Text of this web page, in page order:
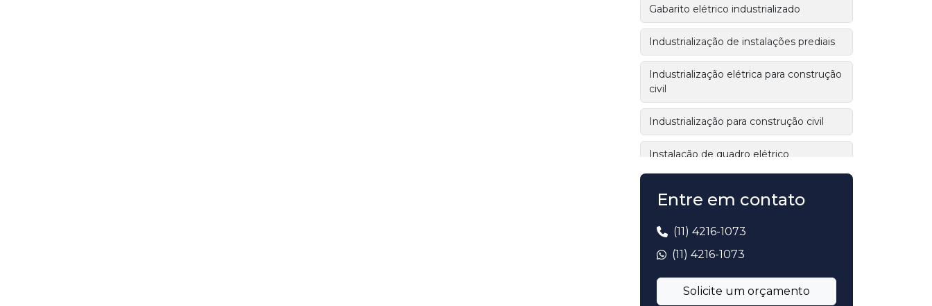
Gabarito elétrico industrializado
Industrialização de instalações prediais
Industrialização elétrica para construção
civil
Industrialização para construção civil
Instalação de quadro elétrico
Instalação elétrica integrada a kits
Instalação elétrica para obras
Entre em contato
(11) 4216-1073
(11) 4216-1073
Solicite um orçamento